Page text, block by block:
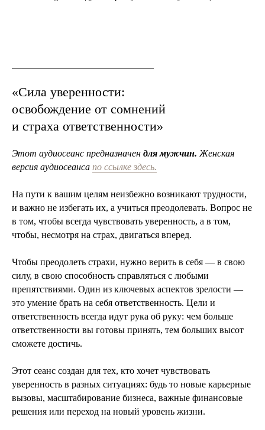
«Сила уверенности:
освобождение от сомнений
и страха ответственности»
Этот аудиосеанс предназначен для мужчин. Женская
версия аудиосеанса по ссылке здесь.
На пути к вашим целям неизбежно возникают трудности,
и важно не избегать их, а учиться преодолевать. Вопрос не
в том, чтобы всегда чувствовать уверенность, а в том,
чтобы, несмотря на страх, двигаться вперед.
Чтобы преодолеть страхи, нужно верить в себя — в свою
силу, в свою способность справляться с любыми
препятствиями. Один из ключевых аспектов зрелости —
это умение брать на себя ответственность. Цели и
ответственность всегда идут рука об руку: чем больше
ответственности вы готовы принять, тем больших высот
сможете достичь.
Этот сеанс создан для тех, кто хочет чувствовать
уверенность в разных ситуациях: будь то новые карьерные
вызовы, масштабирование бизнеса, важные финансовые
решения или переход на новый уровень жизни.